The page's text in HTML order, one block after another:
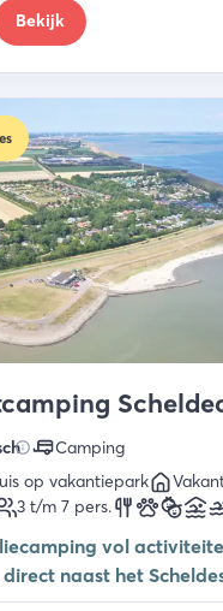
Bekijk
Camping
op vakantiepark
3 t/m 7 pers.
vol
naast het